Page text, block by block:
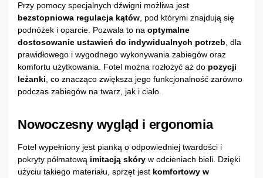
Przy pomocy specjalnych dźwigni możliwa jest
bezstopniowa regulacja kątów , pod którymi znajdują się
podnóżek i oparcie. Pozwala to na optymalne
dostosowanie ustawień do indywidualnych potrzeb , dla
prawidłowego i wygodnego wykonywania zabiegów oraz
komfortu użytkowania. Fotel można rozłożyć aż do pozycji
leżanki , co znacząco zwiększa jego funkcjonalność zarówno
podczas zabiegów na twarz, jak i ciało.
Nowoczesny wygląd i ergonomia
Fotel wypełniony jest pianką o odpowiedniej twardości i
pokryty półmatową imitacją skóry w odcieniach bieli. Dzięki
użyciu takiego materiału, sprzęt jest komfortowy w